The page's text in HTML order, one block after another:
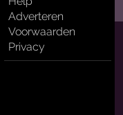
Adverteren
Voorwaarden
Privacy